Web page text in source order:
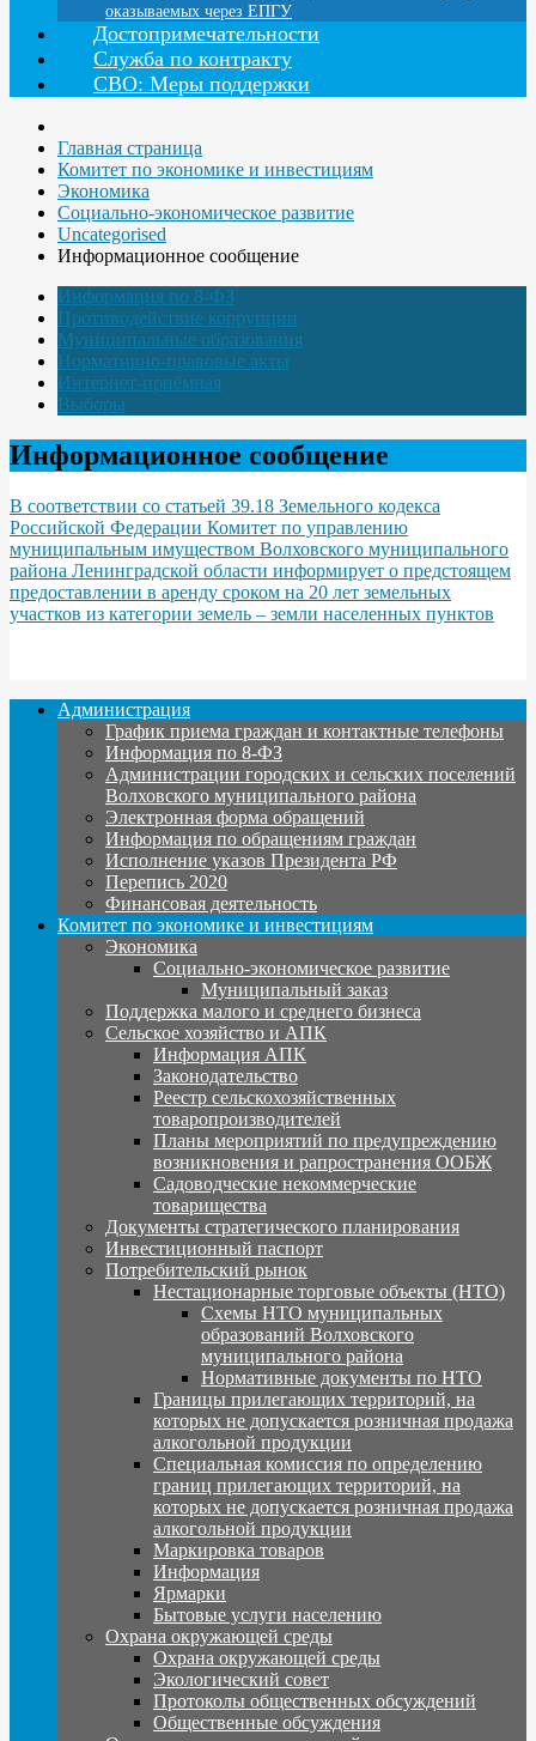
оказываемых через ЕПГУ
Достопримечательности
Служба по контракту
СВО: Меры поддержки
Главная страница
Комитет по экономике и инвестициям
Экономика
Социально-экономическое развитие
Uncategorised
Информационное сообщение
Информация по 8-ФЗ
Противодействие коррупции
Муниципальные образования
Нормативно-правовые акты
Интернет-приёмная
Выборы
Информационное сообщение
В соответствии со статьей 39.18 Земельного кодекса
Российской Федерации Комитет по управлению
муниципальным имуществом Волховского муниципального
района Ленинградской области информирует о предстоящем
предоставлении в аренду сроком на 20 лет земельных
участков из категории земель – земли населенных пунктов
Администрация
График приема граждан и контактные телефоны
Информация по 8-ФЗ
Администрации городских и сельских поселений
Волховского муниципального района
Электронная форма обращений
Информация по обращениям граждан
Исполнение указов Президента РФ
Перепись 2020
Финансовая деятельность
Комитет по экономике и инвестициям
Экономика
Социально-экономическое развитие
Муниципальный заказ
Поддержка малого и среднего бизнеса
Сельское хозяйство и АПК
Информация АПК
Законодательство
Реестр сельскохозяйственных
товаропроизводителей
Планы мероприятий по предупреждению
возникновения и рапространения ООБЖ
Садоводческие некоммерческие
товарищества
Документы стратегического планирования
Инвестиционный паспорт
Потребительский рынок
Нестационарные торговые объекты (НТО)
Схемы НТО муниципальных
образований Волховского
муниципального района
Нормативные документы по НТО
Границы прилегающих территорий, на
которых не допускается розничная продажа
алкогольной продукции
Специальная комиссия по определению
границ прилегающих территорий, на
которых не допускается розничная продажа
алкогольной продукции
Маркировка товаров
Информация
Ярмарки
Бытовые услуги населению
Охрана окружающей среды
Охрана окружающей среды
Экологический совет
Протоколы общественных обсуждений
Общественные обсуждения